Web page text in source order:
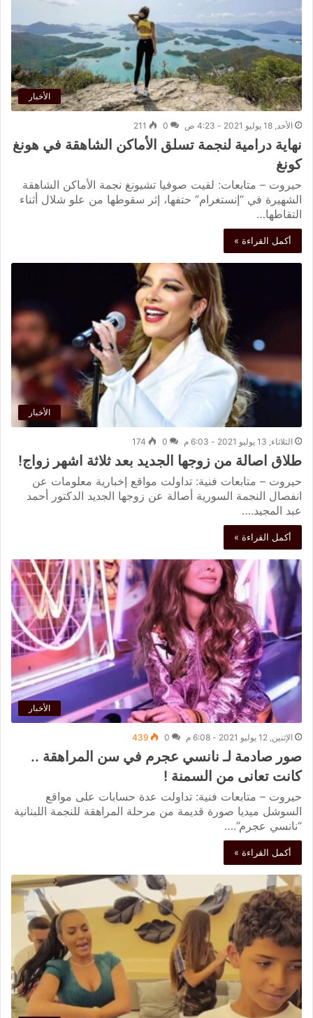
الأخبار
الأحد, 18 يوليو 2021 - 4:23 ص 0
211
نهاية درامية لنجمة تسلق الأماكن الشاهقة في هونغ
كونغ
حيروت – متابعات: لقيت صوفيا تشيونغ نجمة الأماكن الشاهقة
الشهيرة في “إنستغرام” حتفها، إثر سقوطها من علو شلال أثناء
التقاطها…
أكمل القراءة »
الأخبار
الثلاثاء, 13 يوليو 2021 - 6:03 م 0
174
طلاق اصالة من زوجها الجديد بعد ثلاثة اشهر زواج!
حيروت – متابعات فنية: تداولت مواقع إخبارية معلومات عن
انفصال النجمة السورية أصالة عن زوجها الجديد الدكتور أحمد
عبد المجيد.…
أكمل القراءة »
الأخبار
الإثنين, 12 يوليو 2021 - 6:08 م 0
439
صور صادمة لـ نانسي عجرم في سن المراهقة ..
كانت تعانى من السمنة !
حيروت – متابعات فنية: تداولت عدة حسابات على مواقع
السوشل ميديا صورة قديمة من مرحلة المراهقة للنجمة اللبنانية
“نانسي عجرم”.…
أكمل القراءة »